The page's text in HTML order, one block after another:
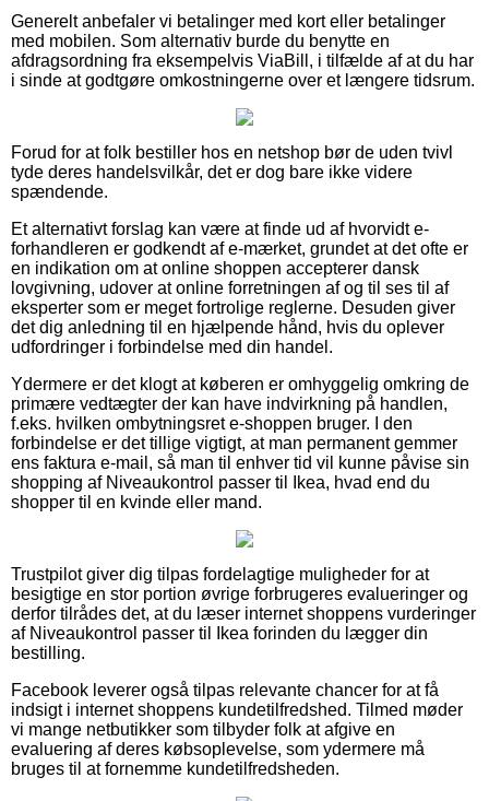
Generelt anbefaler vi betalinger med kort eller betalinger
med mobilen. Som alternativ burde du benytte en
afdragsordning fra eksempelvis ViaBill, i tilfælde af at du har
i sinde at godtgøre omkostningerne over et længere tidsrum.
Forud for at folk bestiller hos en netshop bør de uden tvivl
tyde deres handelsvilkår, det er dog bare ikke videre
spændende.
Et alternativt forslag kan være at finde ud af hvorvidt e-
forhandleren er godkendt af e-mærket, grundet at det ofte er
en indikation om at online shoppen accepterer dansk
lovgivning, udover at online forretningen af og til ses til af
eksperter som er meget fortrolige reglerne. Desuden giver
det dig anledning til en hjælpende hånd, hvis du oplever
udfordringer i forbindelse med din handel.
Ydermere er det klogt at køberen er omhyggelig omkring de
primære vedtægter der kan have indvirkning på handlen,
f.eks. hvilken ombytningsret e-shoppen bruger. I den
forbindelse er det tillige vigtigt, at man permanent gemmer
ens faktura e-mail, så man til enhver tid vil kunne påvise sin
shopping af Niveaukontrol passer til Ikea, hvad end du
shopper til en kvinde eller mand.
Trustpilot giver dig tilpas fordelagtige muligheder for at
besigtige en stor portion øvrige forbrugeres evalueringer og
derfor tilrådes det, at du læser internet shoppens vurderinger
af Niveaukontrol passer til Ikea forinden du lægger din
bestilling.
Facebook leverer også tilpas relevante chancer for at få
indsigt i internet shoppens kundetilfredshed. Tilmed møder
vi mange netbutikker som tilbyder folk at afgive en
evaluering af deres købsoplevelse, som ydermere må
bruges til at fornemme kundetilfredsheden.